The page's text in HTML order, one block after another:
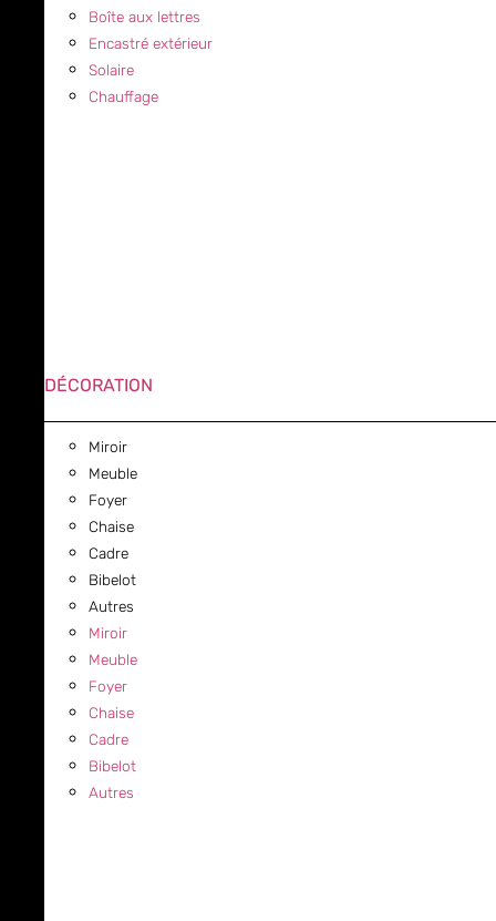
Boîte aux lettres
Encastré extérieur
Solaire
Chauffage
DÉCORATION
Miroir
Meuble
Foyer
Chaise
Cadre
Bibelot
Autres
Miroir
Meuble
Foyer
Chaise
Cadre
Bibelot
Autres